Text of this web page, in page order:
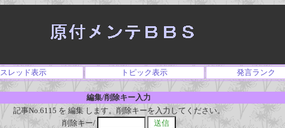
スレッド表示 トピック表示 発言ランク
編集/削除キー入力
記事No.6115 を 編集 します。削除キーを入力してください。
削除キー/